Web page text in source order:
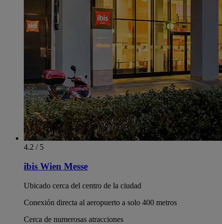
4.2 / 5
ibis Wien Messe
Ubicado cerca del centro de la ciudad
Conexión directa al aeropuerto a solo 400 metros
Cerca de numerosas atracciones